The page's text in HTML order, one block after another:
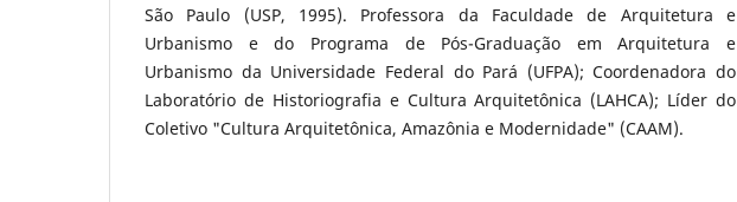
São Paulo (USP, 1995). Professora da Faculdade de Arquitetura e
Urbanismo e do Programa de Pós-Graduação em Arquitetura e
Urbanismo da Universidade Federal do Pará (UFPA); Coordenadora do
Laboratório de Historiografia e Cultura Arquitetônica (LAHCA); Líder do
Coletivo "Cultura Arquitetônica, Amazônia e Modernidade" (CAAM).